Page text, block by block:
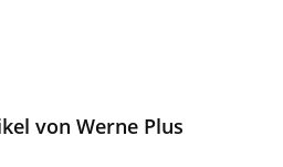
von Werne Plus